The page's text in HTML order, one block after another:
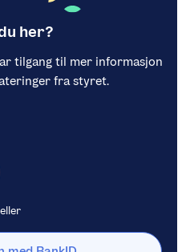
her?
tilgang til mer informasjon
fra styret.
eller